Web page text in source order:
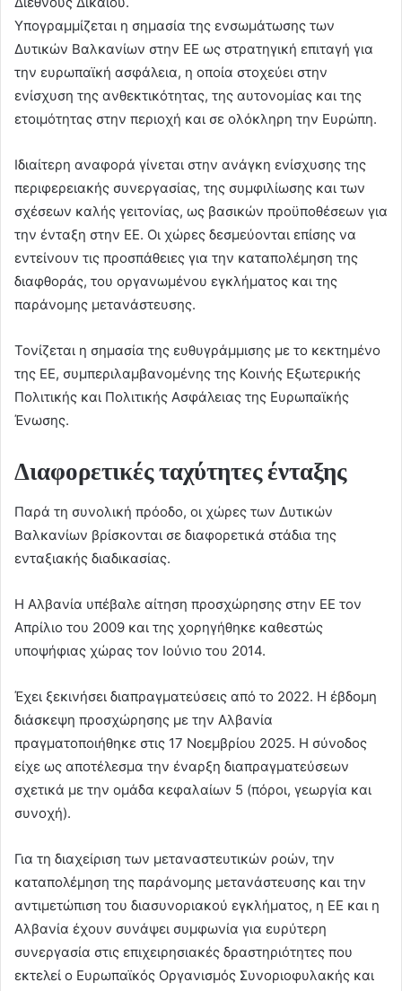
Υπογραμμίζεται η σημασία της ενσωμάτωσης των
Δυτικών Βαλκανίων στην ΕΕ ως στρατηγική επιταγή για
την ευρωπαϊκή ασφάλεια, η οποία στοχεύει στην
ενίσχυση της ανθεκτικότητας, της αυτονομίας και της
ετοιμότητας στην περιοχή και σε ολόκληρη την Ευρώπη.
Ιδιαίτερη αναφορά γίνεται στην ανάγκη ενίσχυσης της
περιφερειακής συνεργασίας, της συμφιλίωσης και των
σχέσεων καλής γειτονίας, ως βασικών προϋποθέσεων για
την ένταξη στην ΕΕ. Οι χώρες δεσμεύονται επίσης να
εντείνουν τις προσπάθειες για την καταπολέμηση της
διαφθοράς, του οργανωμένου εγκλήματος και της
παράνομης μετανάστευσης.
Τονίζεται η σημασία της ευθυγράμμισης με το κεκτημένο
της ΕΕ, συμπεριλαμβανομένης της Κοινής Εξωτερικής
Πολιτικής και Πολιτικής Ασφάλειας της Ευρωπαϊκής
Ένωσης.
Διαφορετικές ταχύτητες ένταξης
Παρά τη συνολική πρόοδο, οι χώρες των Δυτικών
Βαλκανίων βρίσκονται σε διαφορετικά στάδια της
ενταξιακής διαδικασίας.
Η Αλβανία υπέβαλε αίτηση προσχώρησης στην ΕΕ τον
Απρίλιο του 2009 και της χορηγήθηκε καθεστώς
υποψήφιας χώρας τον Ιούνιο του 2014.
Έχει ξεκινήσει διαπραγματεύσεις από το 2022. Η έβδομη
διάσκεψη προσχώρησης με την Αλβανία
πραγματοποιήθηκε στις 17 Νοεμβρίου 2025. Η σύνοδος
είχε ως αποτέλεσμα την έναρξη διαπραγματεύσεων
σχετικά με την ομάδα κεφαλαίων 5 (πόροι, γεωργία και
συνοχή).
Για τη διαχείριση των μεταναστευτικών ροών, την
καταπολέμηση της παράνομης μετανάστευσης και την
αντιμετώπιση του διασυνοριακού εγκλήματος, η ΕΕ και η
Αλβανία έχουν συνάψει συμφωνία για ευρύτερη
συνεργασία στις επιχειρησιακές δραστηριότητες που
εκτελεί ο Ευρωπαϊκός Οργανισμός Συνοριοφυλακής και